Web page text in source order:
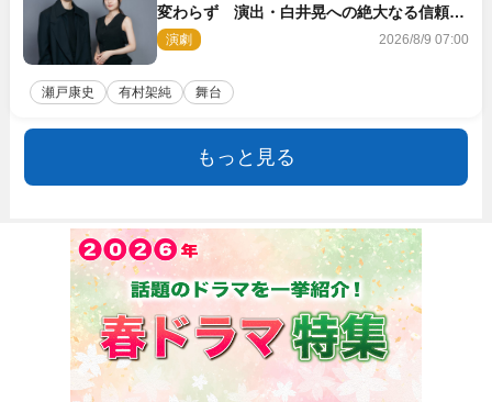
変わらず 演出・白井晃への絶大なる信頼を
胸に舞台『キュー』に挑む
演劇 2026/8/9 07:00
瀬戸康史 有村架純 舞台
もっと見る